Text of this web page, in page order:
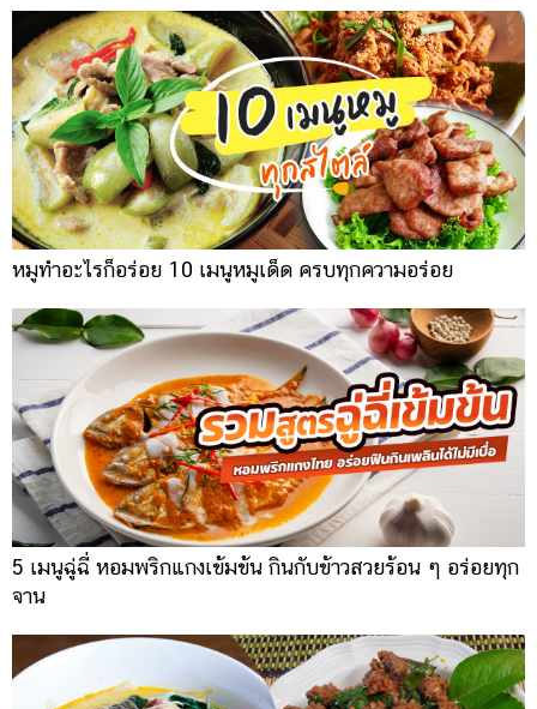
หมูทำอะไรก็อร่อย 10 เมนูหมูเด็ด ครบทุกความอร่อย
5 เมนูฉู่ฉี่ หอมพริกแกงเข้มข้น กินกับข้าวสวยร้อน ๆ อร่อยทุก
จาน